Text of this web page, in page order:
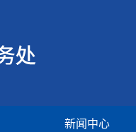
新闻中心